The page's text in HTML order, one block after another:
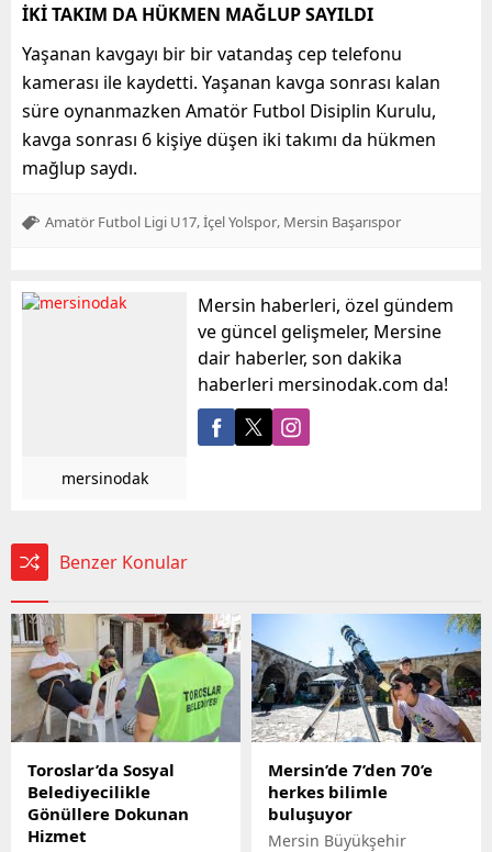
İKİ TAKIM DA HÜKMEN MAĞLUP SAYILDI
Yaşanan kavgayı bir bir vatandaş cep telefonu
kamerası ile kaydetti. Yaşanan kavga sonrası kalan
süre oynanmazken Amatör Futbol Disiplin Kurulu,
kavga sonrası 6 kişiye düşen iki takımı da hükmen
mağlup saydı.
Amatör Futbol Ligi U17 İçel Yolspor Mersin Başarıspor
mersinodak
Mersin haberleri, özel gündem
ve güncel gelişmeler, Mersine
dair haberler, son dakika
haberleri mersinodak.com da!
Benzer Konular
Toroslar’da Sosyal
Belediyecilikle
Gönüllere Dokunan
Hizmet
Mersin’de 7’den 70’e
herkes bilimle
buluşuyor
Mersin Büyükşehir